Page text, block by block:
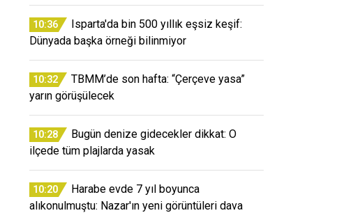
10:36
Isparta'da bin 500 yıllık eşsiz keşif:
Dünyada başka örneği bilinmiyor
10:32
TBMM’de son hafta: “Çerçeve yasa”
yarın görüşülecek
10:28
Bugün denize gidecekler dikkat: O
ilçede tüm plajlarda yasak
10:20
Harabe evde 7 yıl boyunca
alıkonulmuştu: Nazar'ın yeni görüntüleri dava